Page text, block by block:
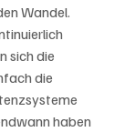
Wandel.
sich die
die
haben